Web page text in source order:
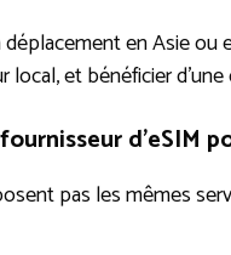
en Asie ou
local, et bénéficier
d’eSIM
pas les mêmes